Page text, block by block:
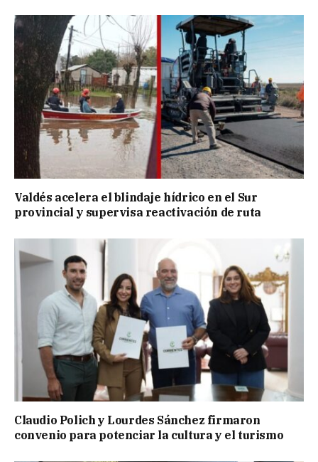
Valdés acelera el blindaje hídrico en el Sur
provincial y supervisa reactivación de ruta
Claudio Polich y Lourdes Sánchez firmaron
convenio para potenciar la cultura y el turismo